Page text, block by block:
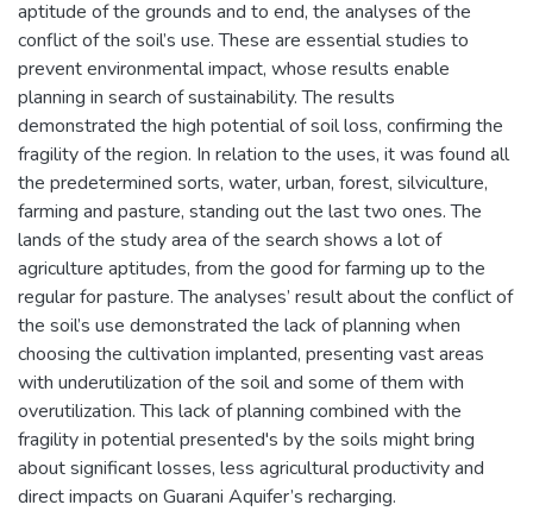
aptitude of the grounds and to end, the analyses of the
conflict of the soil’s use. These are essential studies to
prevent environmental impact, whose results enable
planning in search of sustainability. The results
demonstrated the high potential of soil loss, confirming the
fragility of the region. In relation to the uses, it was found all
the predetermined sorts, water, urban, forest, silviculture,
farming and pasture, standing out the last two ones. The
lands of the study area of the search shows a lot of
agriculture aptitudes, from the good for farming up to the
regular for pasture. The analyses’ result about the conflict of
the soil’s use demonstrated the lack of planning when
choosing the cultivation implanted, presenting vast areas
with underutilization of the soil and some of them with
overutilization. This lack of planning combined with the
fragility in potential presented's by the soils might bring
about significant losses, less agricultural productivity and
direct impacts on Guarani Aquifer’s recharging.